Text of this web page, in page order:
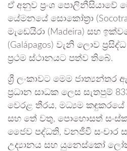
ඒ අනුව ප්‍රංශ පොලිනීසියාවේ
යේමනයේ සොකෝත්‍රා
මැඩෙයිරා (Madeira) සහ
(Galápagos) වැනි ලොව
ප්‍රථම ස්ථානයට පත්ව තිබේ.
ශ්‍රී ලංකාවට මෙම ජාත්‍යන්තර
ප්‍රධාන සාධක ලෙස සැතපුම්
වෙරළ තීරය, මධ්‍යම
සහ තේ වතු, පොහොසත්
ජෛව පද්ධති, වනජීවී සංචාර
උද්‍යානය සහ යුනෙස්කෝ